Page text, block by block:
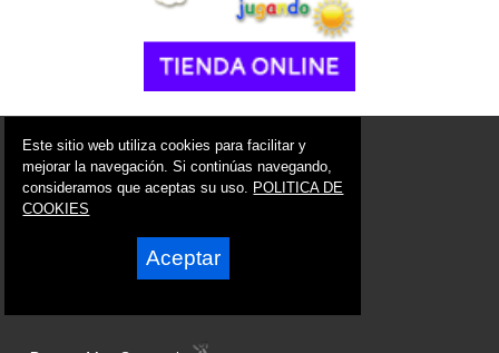
© 2006 - 2026 Portal de Ricote Noticias
info@portaldericote.es
Síguenos en:
Este sitio web utiliza cookies para facilitar y
mejorar la navegación. Si continúas navegando,
consideramos que aceptas su uso. POLITICA DE
COOKIES
Aceptar